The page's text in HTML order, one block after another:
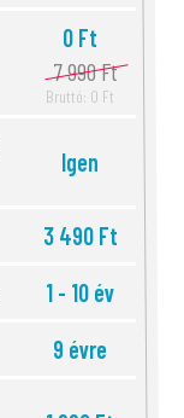
0 Ft
7 990 Ft
Bruttó: 0 Ft
Igen
3 490 Ft
1 - 10 év
9 évre